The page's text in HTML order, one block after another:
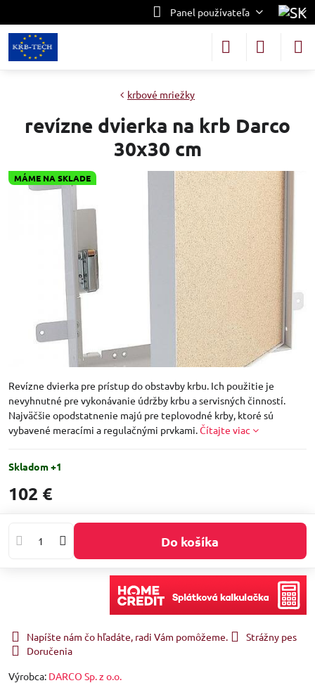
Panel používateľa
MÁME NA SKLADE
krbové mriežky
revízne dvierka na krb Darco
30x30 cm
Revízne dvierka pre prístup do obstavby krbu. Ich použitie je
nevyhnutné pre vykonávanie údržby krbu a servisných činností.
Najväčšie opodstatnenie majú pre teplovodné krby, ktoré sú
vybavené meracími a regulačnými prvkami.Čítajte viac
Skladom +1
102 €
Do košíka
Napíšte nám čo hľadáte, radi Vám pomôžeme.
Strážny pes
Doručenia
Výrobca: DARCO Sp. z o.o.